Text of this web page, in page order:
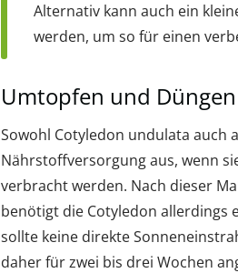
Alternativ kann auch ein
werden, um so für einen
Umtopfen und Düngen
Sowohl Cotyledon undulata auch
Nährstoffversorgung aus, wenn
verbracht werden. Nach dieser
benötigt die Cotyledon allerdings
sollte keine direkte
daher für zwei bis drei Wochen